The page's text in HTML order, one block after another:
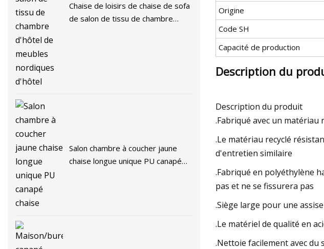
Chaise de loisirs de chaise de sofa
de salon de tissu de chambre
Salon chambre à coucher jaune
chaise longue unique PU canapé
Origine
Code SH
Capacité de production
Description du
Description du produit
.Fabriqué avec un
.Le matériau recyclé
d'entretien similaire
.Fabriqué en polyéthylène
pas et ne se fissurera pas
.Siège large pour une
.Le matériel de qualité en
.Nettoie facilement avec du